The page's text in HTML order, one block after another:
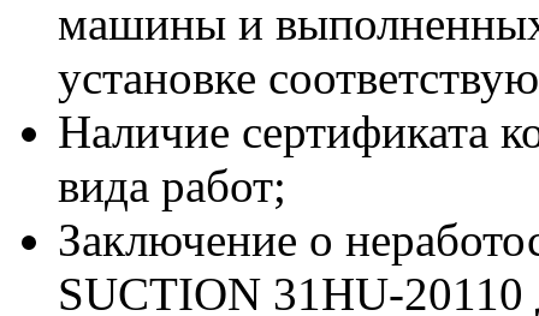
машины и
установке
Наличие сертификата
вида работ;
Заключение о
SUCTION 31HU-20110